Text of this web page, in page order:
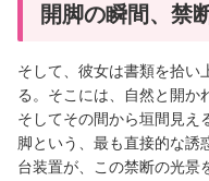
開脚の瞬間、禁
そして、彼女は書類を拾い
る。そこには、自然と開か
そしてその間から垣間見え
脚という、最も直接的な誘
台装置が、この禁断の光景